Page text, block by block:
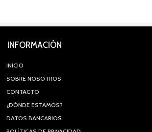
INFORMACIÓN
INICIO
SOBRE NOSOTROS
CONTACTO
¿DÓNDE ESTAMOS?
DATOS BANCARIOS